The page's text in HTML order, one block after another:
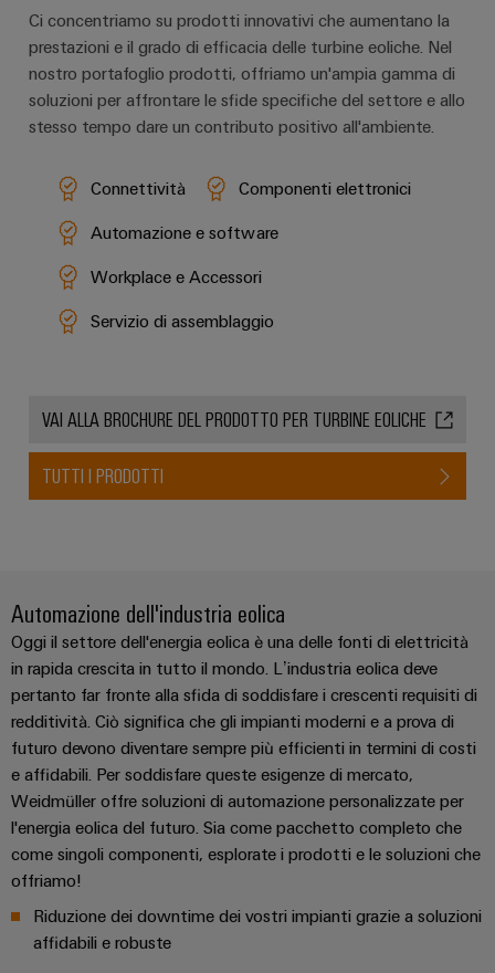
Ci concentriamo su prodotti innovativi che aumentano la
prestazioni e il grado di efficacia delle turbine eoliche. Nel
nostro portafoglio prodotti, offriamo un'ampia gamma di
soluzioni per affrontare le sfide specifiche del settore e allo
stesso tempo dare un contributo positivo all'ambiente.
Connettività
Componenti elettronici
Automazione e software
Workplace e Accessori
Servizio di assemblaggio
VAI ALLA BROCHURE DEL PRODOTTO PER TURBINE EOLICHE
TUTTI I PRODOTTI
Automazione dell'industria eolica
Oggi il settore dell'energia eolica è una delle fonti di elettricità
in rapida crescita in tutto il mondo. L’industria eolica deve
pertanto far fronte alla sfida di soddisfare i crescenti requisiti di
redditività. Ciò significa che gli impianti moderni e a prova di
futuro devono diventare sempre più efficienti in termini di costi
e affidabili. Per soddisfare queste esigenze di mercato,
Weidmüller offre soluzioni di automazione personalizzate per
l'energia eolica del futuro. Sia come pacchetto completo che
come singoli componenti, esplorate i prodotti e le soluzioni che
offriamo!
Riduzione dei downtime dei vostri impianti grazie a soluzioni
affidabili e robuste